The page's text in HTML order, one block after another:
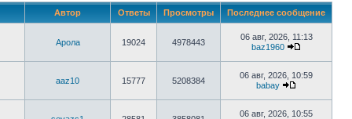
Автор Ответы Просмотры Последнее сообщение
Арола 19024 4978443
06 авг, 2026, 11:13
baz1960
к
последнему
aaz10 15777 5208384
06 авг, 2026, 10:59
babay
к
последнему
06 авг, 2026, 10:55